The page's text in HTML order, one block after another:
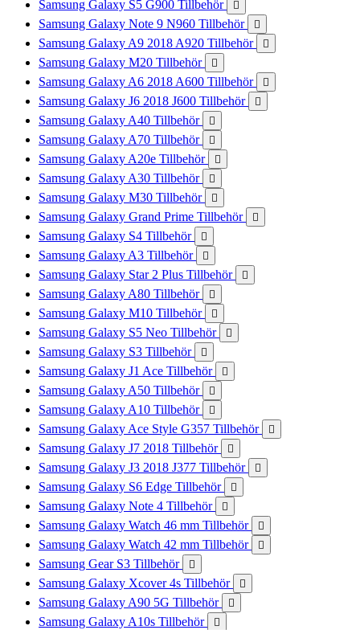
Samsung Galaxy S5 G900 Tillbehör 
Samsung Galaxy Note 9 N960 Tillbehör 
Samsung Galaxy A9 2018 A920 Tillbehör 
Samsung Galaxy M20 Tillbehör 
Samsung Galaxy A6 2018 A600 Tillbehör 
Samsung Galaxy J6 2018 J600 Tillbehör 
Samsung Galaxy A40 Tillbehör 
Samsung Galaxy A70 Tillbehör 
Samsung Galaxy A20e Tillbehör 
Samsung Galaxy A30 Tillbehör 
Samsung Galaxy M30 Tillbehör 
Samsung Galaxy Grand Prime Tillbehör 
Samsung Galaxy S4 Tillbehör 
Samsung Galaxy A3 Tillbehör 
Samsung Galaxy Star 2 Plus Tillbehör 
Samsung Galaxy A80 Tillbehör 
Samsung Galaxy M10 Tillbehör 
Samsung Galaxy S5 Neo Tillbehör 
Samsung Galaxy S3 Tillbehör 
Samsung Galaxy J1 Ace Tillbehör 
Samsung Galaxy A50 Tillbehör 
Samsung Galaxy A10 Tillbehör 
Samsung Galaxy Ace Style G357 Tillbehör 
Samsung Galaxy J7 2018 Tillbehör 
Samsung Galaxy J3 2018 J377 Tillbehör 
Samsung Galaxy S6 Edge Tillbehör 
Samsung Galaxy Note 4 Tillbehör 
Samsung Galaxy Watch 46 mm Tillbehör 
Samsung Galaxy Watch 42 mm Tillbehör 
Samsung Gear S3 Tillbehör 
Samsung Galaxy Xcover 4s Tillbehör 
Samsung Galaxy A90 5G Tillbehör 
Samsung Galaxy A10s Tillbehör 